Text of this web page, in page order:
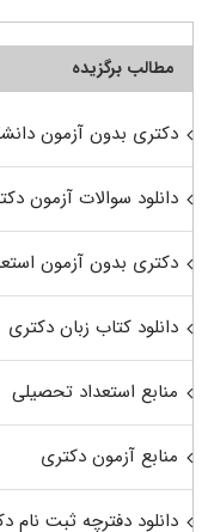
مطالب برگزیده
دکتری بدون آزمون
دانلود سوالات آزمون
دکتری بدون آزمون
دانلود کتاب زبان دکتری
منابع استعداد تحصیلی
منابع آزمون دکتری
دانلود دفترچه ثبت نام